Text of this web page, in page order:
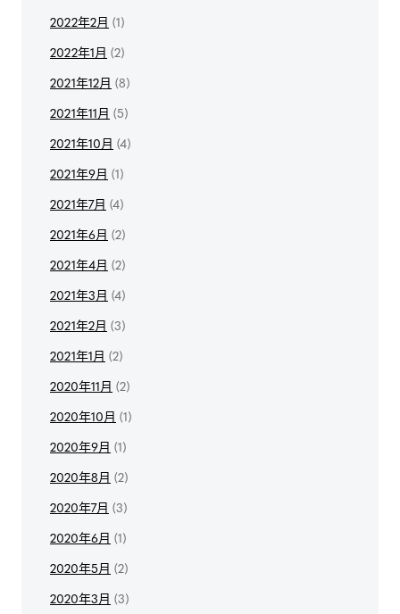
2022年2月 (1)
2022年1月 (2)
2021年12月 (8)
2021年11月 (5)
2021年10月 (4)
2021年9月 (1)
2021年7月 (4)
2021年6月 (2)
2021年4月 (2)
2021年3月 (4)
2021年2月 (3)
2021年1月 (2)
2020年11月 (2)
2020年10月 (1)
2020年9月 (1)
2020年8月 (2)
2020年7月 (3)
2020年6月 (1)
2020年5月 (2)
2020年3月 (3)